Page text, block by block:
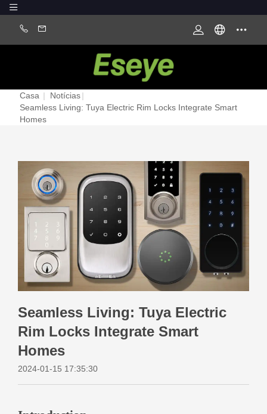
Casa | Notícias|
Seamless Living: Tuya Electric Rim Locks Integrate Smart
Homes
Seamless Living: Tuya Electric
Rim Locks Integrate Smart
Homes
2024-01-15 17:35:30